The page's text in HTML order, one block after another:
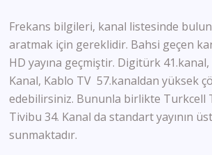
Frekans bilgileri, kanal listesinde
aratmak için gereklidir. Bahsi geçen
HD yayına geçmiştir. Digitürk
Kanal, Kablo TV 57.kanaldan yüksek
edebilirsiniz. Bununla birlikte Turkcell
Tivibu 34. Kanal da standart yayının
sunmaktadır.